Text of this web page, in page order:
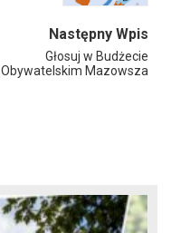
Następny Wpis
Głosuj w Budżecie
Obywatelskim Mazowsza